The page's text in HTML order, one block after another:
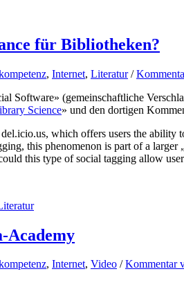
für Bibliotheken?
, Internet, Literatur/
Software» (gemeinschaftliche
Science» und den dortigen
which offers users the
this phenomenon is part of a
this type of social tagging allow
Academy
, Internet, Video /Kommentar